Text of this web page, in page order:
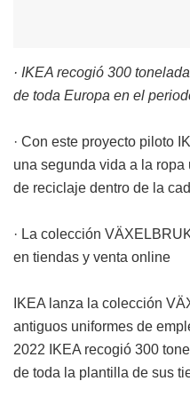
· IKEA recogió 300
de toda Europa en el
· Con este proyecto piloto
una segunda vida a la
de reciclaje dentro de la
· La colección
en tiendas y venta online
IKEA lanza la colección
antiguos uniformes de
2022 IKEA recogió 300
de toda la plantilla de sus